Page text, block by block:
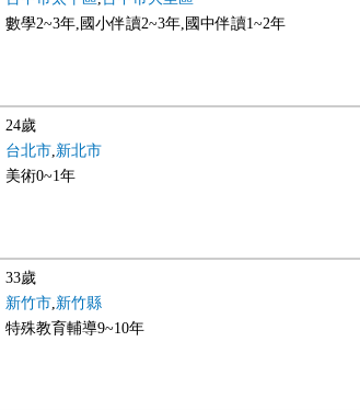
數學2~3年,國小伴讀2~3年,國中伴讀1~2年
24歲
台北市,新北市
美術0~1年
33歲
新竹市,新竹縣
特殊教育輔導9~10年